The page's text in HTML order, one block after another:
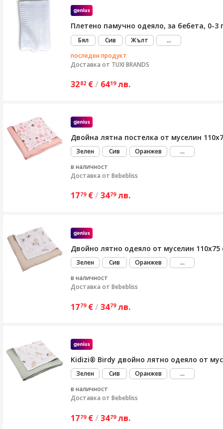
Плетено памучно одеяло, за бебета, 0-
Бял Сив Жълт ...виж
последен продукт
Доставка от TUXI BRANDS
3282 €/ 6419 лв.
Двойна лятна постелка от муселин
Зелен Сив Оранжев ...виж
в наличност
Доставка от Bebebliss
1779 €/ 3479 лв.
Двойно лятно одеяло от муселин
Зелен Сив Оранжев ...виж
в наличност
Доставка от Bebebliss
1779 €/ 3479 лв.
Kidizi® Birdy двойно лятно одеяло от
Зелен Сив Оранжев ...виж
в наличност
Доставка от Bebebliss
1779 €/ 3479 лв.